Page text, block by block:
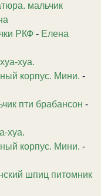
мальчик
РКФ - Елена
хуа.
корпус. Мини. -
пти брабансон -
хуа.
корпус. Мини. -
шпиц питомник